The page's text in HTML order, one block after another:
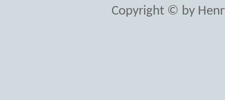
Copyright © by